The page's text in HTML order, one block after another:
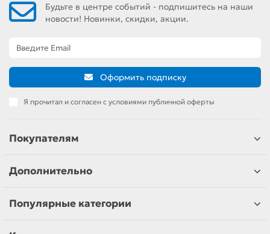
Будьте в центре событий - подпишитесь на наши
новости! Новинки, скидки, акции.
Оформить подписку
Я прочитал и согласен с условиями публичной оферты
Покупателям
Дополнительно
Популярные категории